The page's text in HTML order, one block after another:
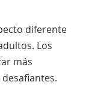
diferente
Los
más